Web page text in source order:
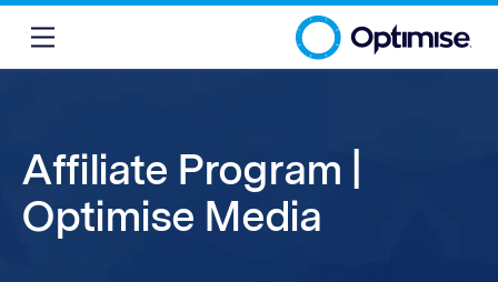
Affiliate Program |
Optimise Media